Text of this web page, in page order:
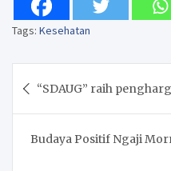
Tags: Kesehatan
navigation
“SDAUG” raih
Budaya Positif Ngaji